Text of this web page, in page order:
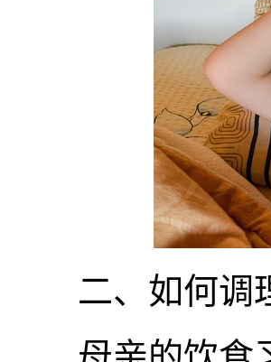
二、如何调